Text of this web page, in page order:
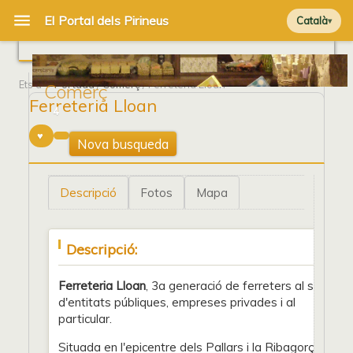
Català
Comerç
Ets a Portada/Comerç/ Ferreteria Lloan
Ferreteria Lloan
4
Nova busqueda
Descripció Fotos Mapa
Descripció:
Ferreteria Lloan, 3a generació de ferreters al servei
d'entitats públiques, empreses privades i al
particular.
Situada en l'epicentre dels Pallars i la Ribagorça